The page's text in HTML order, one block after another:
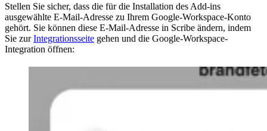
Stellen Sie sicher, dass die für die Installation des Add-ins
ausgewählte E-Mail-Adresse zu Ihrem Google-Workspace-Konto
gehört. Sie können diese E-Mail-Adresse in Scribe ändern, indem
Sie zurIntegrationsseite gehen und die Google-Workspace-
Integration öffnen: